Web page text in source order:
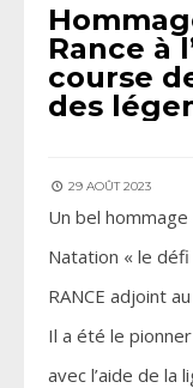
Rance à
course
des
29 AOÛT 2023
Un bel
Natation « le
RANCE adjoint
Il a été le
avec l’aide de la